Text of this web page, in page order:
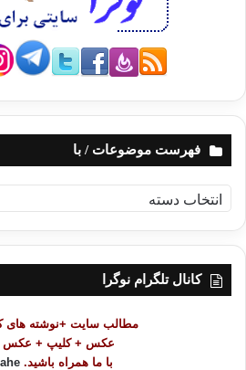
فهرست موضوعات / با
ه
ر
کانال تلگرام نوگرا
مطالب سایت +نوشته های
عکس + کلیپ + عکس
با ما همراه باشید.